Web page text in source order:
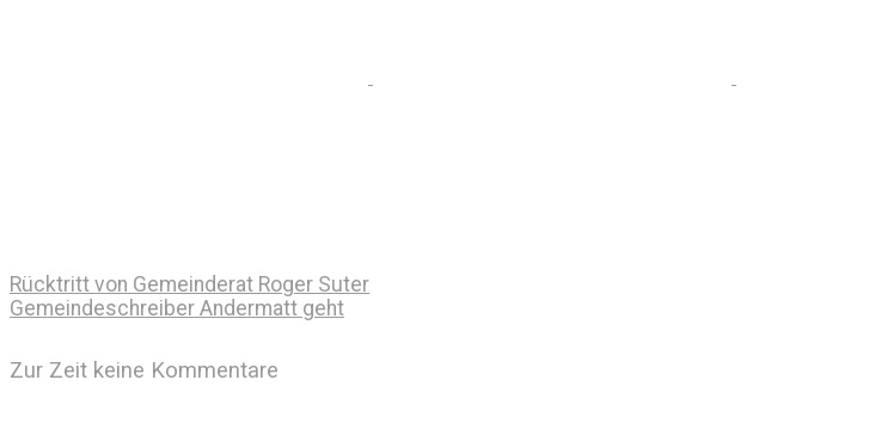
Rücktritt von Gemeinderat Roger Suter
Gemeindeschreiber Andermatt geht
Zur Zeit keine Kommentare